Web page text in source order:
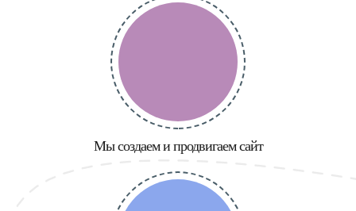
Мы создаем и продвигаем сайт